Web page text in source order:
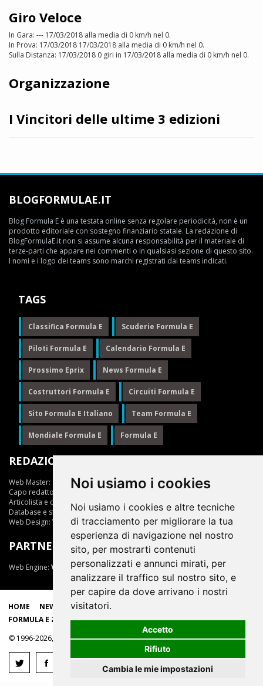
Noi usiamo i cookies
Noi usiamo i cookies e altre tecniche
di tracciamento per migliorare la tua
esperienza di navigazione nel nostro
sito, per mostrarti contenuti
personalizzati e annunci mirati, per
analizzare il traffico sul nostro sito, e
per capire da dove arrivano i nostri
visitatori.
Accetto
Rifiuto
Cambia le mie impostazioni
Giro Veloce
In Gara: --- 17/03/2018 alla media di 0 km/h nel 0.
In Prova: 17/03/2018 17/03/2018 alla media di 0 km/h nel 0.
Sulla Distanza: 17/03/2018 0 giri in 17/03/2018 alla media di 0 km/h nel 0.
Organizzazione
I Vincitori delle ultime 3 edizioni
BLOGFORMULAE.IT
Blog Formula E è una testata online senza regolare periodicità, non è un
prodotto editoriale con sostegno finanziario statale. La redazione di
BlogFormulaE.it non si assume alcuna responsabilità per il materiale di
terze-parti che appare nei commenti o in qualsiasi sezione di questo sito.
I nomi e i logo dei teams sono marchi registrati dai teams indicati.
TAGS
Classifica Formula E Scuderie Formula E
Piloti Formula E Calendario Formula E
Prossimo Eprix News Formula E
Costruttori Formula E Circuiti Formula E
Sito Formula E Italiano Team Formula E
Mondiale Formula E Formula E
REDAZIONE
Web Master:
Ing.Daniele Muscarella
Capo redattore:
Giuseppe Cianci
Articolista e opinionista:
Giuseppe Cianci
Database e statistiche: Marcella Toschi
Web Design: Vittorio Arena
PARTNER
Web Engine: ViDa 3.0
HOME NEWS LIVE EPRIX
FORMULA E ZONE
© 1996-2026, tutti i marchi appartengono ai rispettivi proprietari